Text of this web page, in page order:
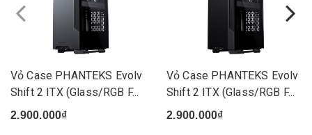
Vỏ Case PHANTEKS Evolv
Shift 2 ITX (Glass/RGB F...
2.900.000₫
Vỏ Case PHANTEKS Evolv
Shift 2 ITX (Glass/RGB F...
2.900.000₫